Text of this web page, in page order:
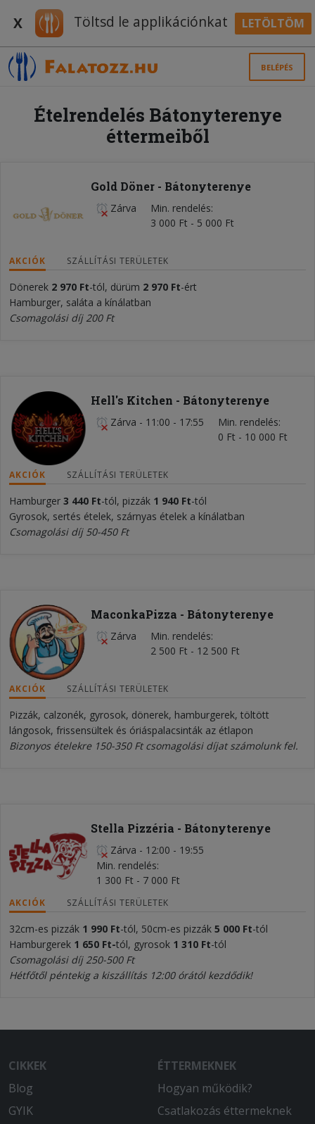
X Töltsd le applikációnkat LETÖLTÖM
BELÉPÉS
Ételrendelés Bátonyterenye
éttermeiből
Gold Döner - Bátonyterenye
Zárva
Min. rendelés
3 000 Ft - 5 000 Ft
AKCIÓK SZÁLLÍTÁSI TERÜLETEK
Dönerek 2 970 Ft-tól, dürüm 2 970 Ft-ért
Hamburger, saláta a kínálatban
Csomagolási díj 200 Ft
Hell's Kitchen - Bátonyterenye
Zárva - 11:00 - 17:55
Min. rendelés
0 Ft - 10 000 Ft
AKCIÓK SZÁLLÍTÁSI TERÜLETEK
Hamburger 3 440 Ft-tól, pizzák 1 940 Ft-tól
Gyrosok, sertés ételek, szárnyas ételek a kínálatban
Csomagolási díj 50-450 Ft
MaconkaPizza - Bátonyterenye
Zárva
Min. rendelés
2 500 Ft - 12 500 Ft
AKCIÓK SZÁLLÍTÁSI TERÜLETEK
Pizzák, calzonék, gyrosok, dönerek, hamburgerek, töltött
lángosok, frissensültek és óriáspalacsinták az étlapon
Bizonyos ételekre 150-350 Ft csomagolási díjat számolunk fel.
Stella Pizzéria - Bátonyterenye
Zárva - 12:00 - 19:55
Min. rendelés
1 300 Ft - 7 000 Ft
AKCIÓK SZÁLLÍTÁSI TERÜLETEK
32cm-es pizzák 1 990 Ft-tól, 50cm-es pizzák 5 000 Ft-tól
Hamburgerek 1 650 Ft-tól, gyrosok 1 310 Ft-tól
Csomagolási díj 250-500 Ft
Hétfőtől péntekig a kiszállítás 12:00 órától kezdődik!
CIKKEK
Blog
GYIK
ÉTTERMEKNEK
Hogyan működik?
Csatlakozás éttermeknek